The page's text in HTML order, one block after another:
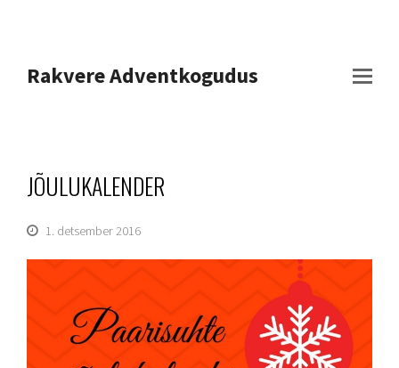
Rakvere Adventkogudus
JÕULUKALENDER
1. detsember 2016